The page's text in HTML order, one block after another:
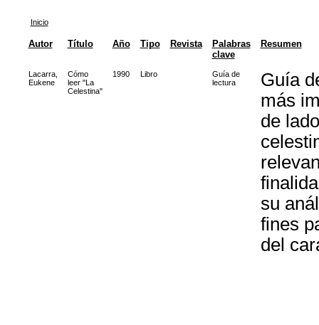
Inicio
Autor Título Año Tipo Revista
Palabras
clave
Resumen
Lacarra,
Eukene
Cómo
leer "La
Celestina"
1990 Libro
Guía de
lectura
Guía
más
de
su
fines
del